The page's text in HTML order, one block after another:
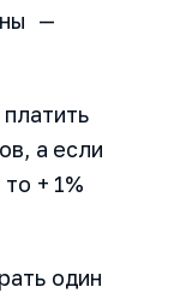
—
платить
а если
+ 1%
один